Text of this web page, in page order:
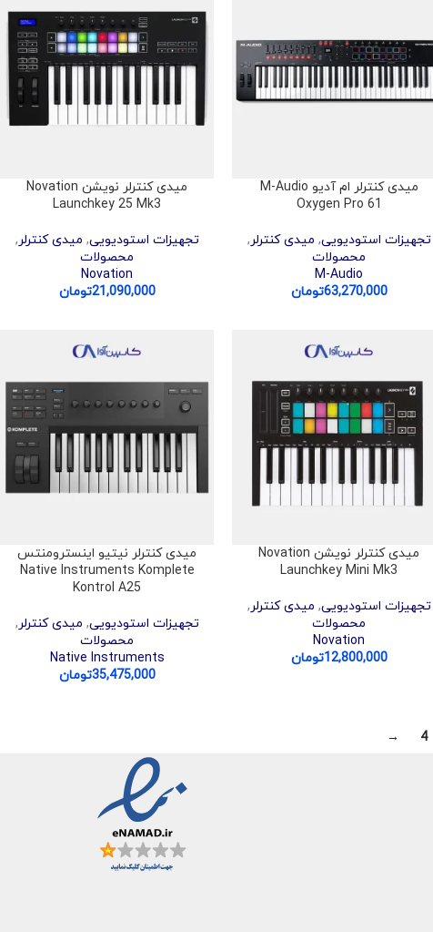
میدی کنترلر ام آدیو M-Audio
Oxygen Pro 61
تجهیزات استودیویی, میدی کنترلر,
محصولات
M-Audio
63,270,000تومان
میدی کنترلر نویشن Novation
Launchkey 25 Mk3
تجهیزات استودیویی, میدی کنترلر,
محصولات
Novation
21,090,000تومان
میدی کنترلر نویشن Novation
Launchkey Mini Mk3
تجهیزات استودیویی, میدی کنترلر ,
محصولات
Novation
12,800,000تومان
میدی کنترلر نیتیو اینسترومنتس
Native Instruments Komplete
Kontrol A25
تجهیزات استودیویی, میدی کنترلر ,
محصولات
Native Instruments
35,475,000تومان
4
→